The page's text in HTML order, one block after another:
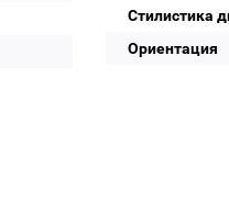
Стилистика
Ориентация